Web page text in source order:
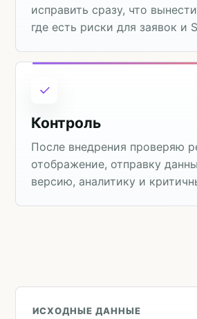
исправить сразу, что
где есть риски для заявок и
Контроль
После внедрения проверяю
отображение, отправку
версию, аналитику и
ИСХОДНЫЕ ДАННЫЕ